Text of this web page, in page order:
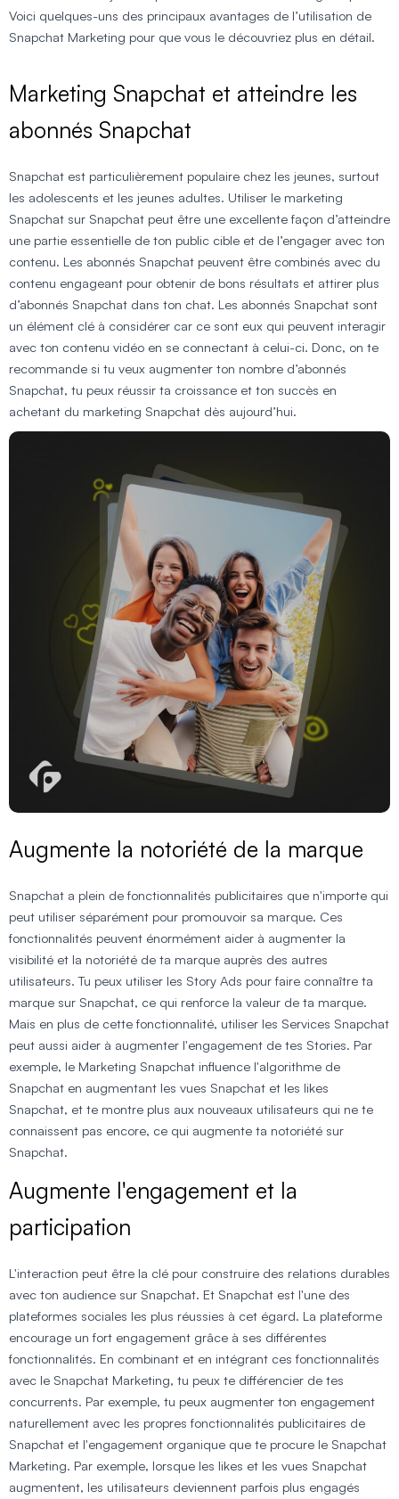
Voici quelques-uns des principaux avantages de l’utilisation de
Snapchat Marketing pour que vous le découvriez plus en détail.
Marketing Snapchat et atteindre les
abonnés Snapchat
Snapchat est particulièrement populaire chez les jeunes, surtout
les adolescents et les jeunes adultes. Utiliser le marketing
Snapchat sur Snapchat peut être une excellente façon d’atteindre
une partie essentielle de ton public cible et de l’engager avec ton
contenu. Les abonnés Snapchat peuvent être combinés avec du
contenu engageant pour obtenir de bons résultats et attirer plus
d’abonnés Snapchat dans ton chat. Les abonnés Snapchat sont
un élément clé à considérer car ce sont eux qui peuvent interagir
avec ton contenu vidéo en se connectant à celui-ci. Donc, on te
recommande si tu veux augmenter ton nombre d’abonnés
Snapchat, tu peux réussir ta croissance et ton succès en
achetant du marketing Snapchat dès aujourd’hui.
Augmente la notoriété de la marque
Snapchat a plein de fonctionnalités publicitaires que n'importe qui
peut utiliser séparément pour promouvoir sa marque. Ces
fonctionnalités peuvent énormément aider à augmenter la
visibilité et la notoriété de ta marque auprès des autres
utilisateurs. Tu peux utiliser les Story Ads pour faire connaître ta
marque sur Snapchat, ce qui renforce la valeur de ta marque.
Mais en plus de cette fonctionnalité, utiliser les Services Snapchat
peut aussi aider à augmenter l'engagement de tes Stories. Par
exemple, le Marketing Snapchat influence l'algorithme de
Snapchat en augmentant les vues Snapchat et les likes
Snapchat, et te montre plus aux nouveaux utilisateurs qui ne te
connaissent pas encore, ce qui augmente ta notoriété sur
Snapchat.
Augmente l'engagement et la
participation
L'interaction peut être la clé pour construire des relations durables
avec ton audience sur Snapchat. Et Snapchat est l'une des
plateformes sociales les plus réussies à cet égard. La plateforme
encourage un fort engagement grâce à ses différentes
fonctionnalités. En combinant et en intégrant ces fonctionnalités
avec le Snapchat Marketing, tu peux te différencier de tes
concurrents. Par exemple, tu peux augmenter ton engagement
naturellement avec les propres fonctionnalités publicitaires de
Snapchat et l'engagement organique que te procure le Snapchat
Marketing. Par exemple, lorsque les likes et les vues Snapchat
augmentent, les utilisateurs deviennent parfois plus engagés